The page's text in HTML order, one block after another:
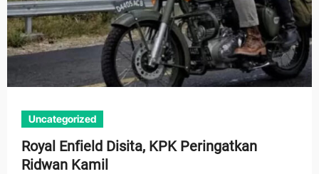
Uncategorized
Royal Enfield Disita, KPK Peringatkan
Ridwan Kamil